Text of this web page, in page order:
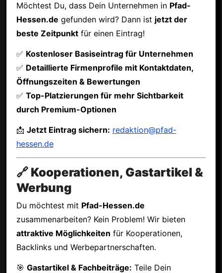
Möchtest Du, dass Dein Unternehmen in Pfad-
Hessen.de gefunden wird? Dann ist jetzt der
beste Zeitpunktfür einen Eintrag!
✅ Kostenloser Basiseintrag für Unternehmen
✅ Detaillierte Firmenprofile mit Kontaktdaten,
Öffnungszeiten & Bewertungen
✅ Top-Platzierungen für mehr Sichtbarkeit
durch Premium-Optionen
📩 Jetzt Eintrag sichern: redaktion@pfad-
hessen.de
🔗 Kooperationen, Gastartikel &
Werbung
Du möchtest mit Pfad-Hessen.de
zusammenarbeiten? Kein Problem! Wir bieten
attraktive Möglichkeiten für Kooperationen,
Backlinks und Werbepartnerschaften.
🎯 Gastartikel & Fachbeiträge: Teile Dein